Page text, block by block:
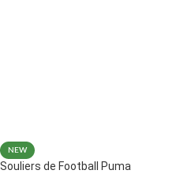
NEW
Souliers de Football Puma